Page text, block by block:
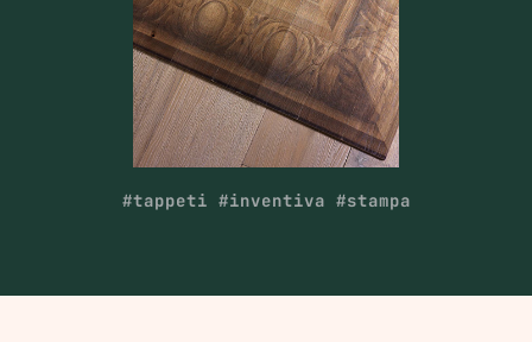
#tappeti #inventiva #stampa